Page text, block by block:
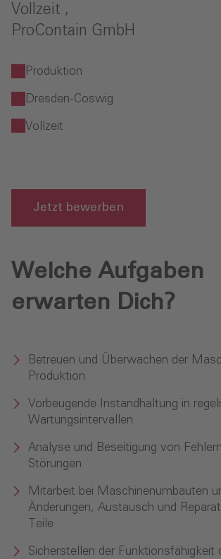
Vollzeit ,
ProContain GmbH
Produktion
Dresden-Coswig
Vollzeit
Jetzt bewerben
Welche Aufgaben
erwarten Dich?
Betreuen und Überwachen der
Produktion
Vorbeugende Instandhaltung in
Wartungsintervallen
Analyse und Beseitigung von
Störungen
Mitarbeit bei Maschinenumbauten
Änderungen, Austausch und
Teile
Sicherstellen der Funktionsfähigkeit